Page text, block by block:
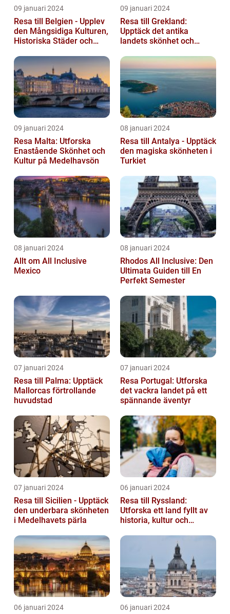
09 januari 2024
Resa till Belgien - Upplev
den Mångsidiga Kulturen,
Historiska Städer och
09 januari 2024
Resa till Grekland:
Upptäck det antika
landets skönhet och
09 januari 2024
Resa Malta: Utforska
Enastående Skönhet och
Kultur på Medelhavsön
08 januari 2024
Resa till Antalya - Upptäck
den magiska skönheten i
Turkiet
08 januari 2024
Allt om All Inclusive
Mexico
08 januari 2024
Rhodos All Inclusive: Den
Ultimata Guiden till En
Perfekt Semester
07 januari 2024
Resa till Palma: Upptäck
Mallorcas förtrollande
huvudstad
07 januari 2024
Resa Portugal: Utforska
det vackra landet på ett
spännande äventyr
07 januari 2024
Resa till Sicilien - Upptäck
den underbara skönheten
i Medelhavets pärla
06 januari 2024
Resa till Ryssland:
Utforska ett land fyllt av
historia, kultur och
06 januari 2024 06 januari 2024